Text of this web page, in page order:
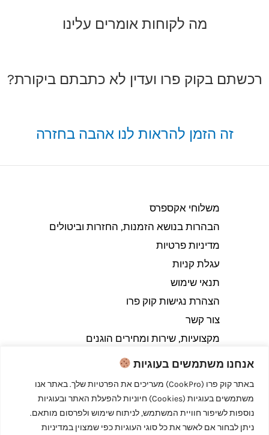
אנחנו משתמשים בעוגיות
באתר קוק פרו (CookPro) מעריכים את הפרטיות שלך. באתר אנו
משתמשים בעוגיות (Cookies) חיוניות להפעלת האתר ובעוגיות
נוספות לשיפור חוויית המשתמש, לניתוח שימוש ולפרסום מותאם.
ניתן לבחור אם לאשר את כל סוגי העוגיות כפי שמצוין במדיניות
מה לקוחות אומרים עלינו
רכשתם בקוק פרו ועדין לא כתבתם ביקורת?
זה הזמן להראות לנו אהבה בחזרה
משלוחי אקספרס
הבהרות בנושא הזמנות, החזרות וביטולים​
מדיניות פרטיות
עגלת קניות
תנאי שימוש
הצהרת נגישות קוק פרו
צור קשר
מקצועיות, שירות ומחירים הוגנים
Copyright © 2026 קוק פרו - לבשל כמו מקצוענים